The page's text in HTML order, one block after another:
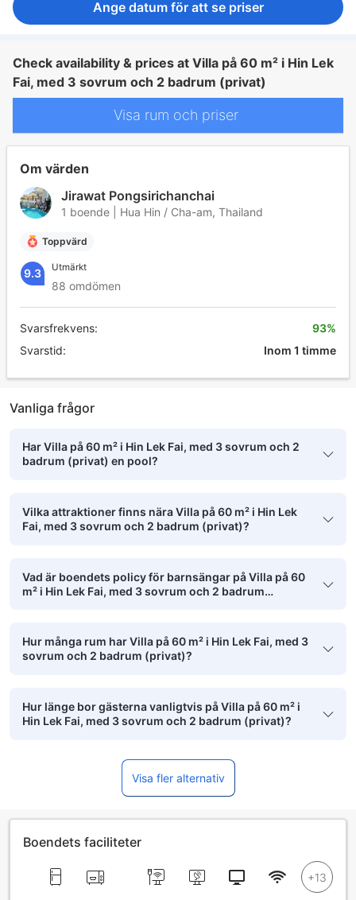
Ange datum för att se priser
Check availability & prices at Villa på 60 m² i Hin Lek
Fai, med 3 sovrum och 2 badrum (privat)
Visa rum och priser
Om värden
Jirawat Pongsirichanchai
1 boende | Hua Hin / Cha-am, Thailand
Toppvärd
9.3 Utmärkt
88 omdömen
Svarsfrekvens:
Svarstid:
93%
Inom 1 timme
Vanliga frågor
Har Villa på 60 m² i Hin Lek Fai, med 3 sovrum och 2
badrum (privat) en pool?
Vilka attraktioner finns nära Villa på 60 m² i Hin Lek
Fai, med 3 sovrum och 2 badrum (privat)?
Vad är boendets policy för barnsängar på Villa på 60
m² i Hin Lek Fai, med 3 sovrum och 2 badrum
Hur många rum har Villa på 60 m² i Hin Lek Fai, med 3
sovrum och 2 badrum (privat)?
Hur länge bor gästerna vanligtvis på Villa på 60 m² i
Hin Lek Fai, med 3 sovrum och 2 badrum (privat)?
Visa fler alternativ
Boendets faciliteter